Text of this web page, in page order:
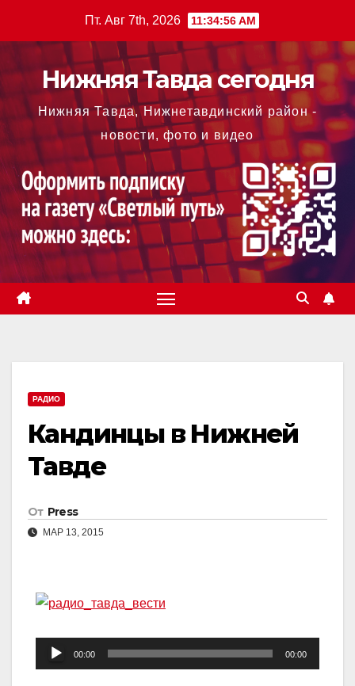
содержимому
Пт. Авг 7th, 2026 11:34:57 AM
Нижняя Тавда сегодня
Нижняя Тавда, Нижнетавдинский район -
новости, фото и видео
РАДИО
Кандинцы в Нижней
Тавде
От Press
МАР 13, 2015
Аудиоплеер
00:00 00:00